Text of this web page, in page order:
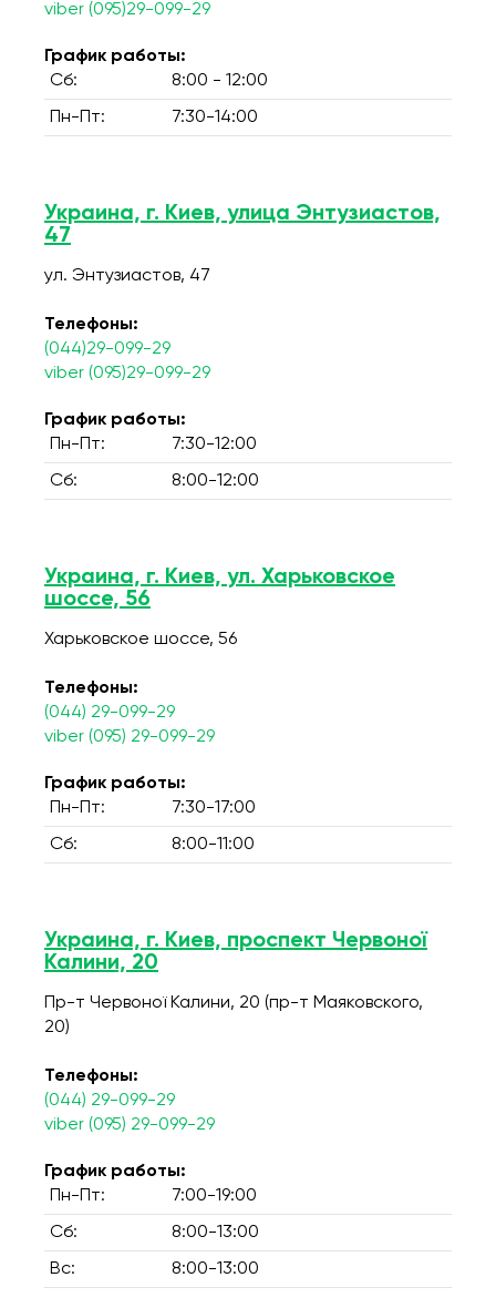
viber (095)29-099-29
График работы:
Сб:
8:00 - 12:00
Пн-Пт: 7:30-14:00
Украина, г. Киев, улица Энтузиастов,
47
ул. Энтузиастов, 47
Телефоны:
(044)29-099-29
viber (095)29-099-29
График работы:
Пн-Пт:
7:30-12:00
Сб: 8:00-12:00
Украина, г. Киев, ул. Харьковское
шоссе, 56
Харьковское шоссе, 56
Телефоны:
(044) 29-099-29
viber (095) 29-099-29
График работы:
Пн-Пт:
7:30-17:00
Сб: 8:00-11:00
Украина, г. Киев, проспект Червоної
Калини, 20
Пр-т Червоної Калини, 20 (пр-т Маяковского,
20)
Телефоны:
(044) 29-099-29
viber (095) 29-099-29
График работы:
Пн-Пт:
7:00-19:00
Сб: 8:00-13:00
Вс: 8:00-13:00